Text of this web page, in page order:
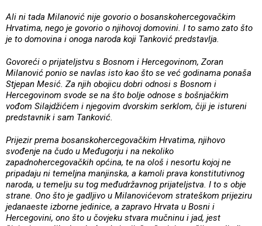
Ali ni tada Milanović nije govorio o bosanskohercegovačkim
Hrvatima, nego je govorio o njihovoj domovini. I to samo zato što
je to domovina i onoga naroda koji Tanković predstavlja.
Govoreći o prijateljstvu s Bosnom i Hercegovinom, Zoran
Milanović ponio se navlas isto kao što se već godinama ponaša
Stjepan Mesić. Za njih obojicu dobri odnosi s Bosnom i
Hercegovinom svode se na što bolje odnose s bošnjačkim
vođom Silajdžićem i njegovim dvorskim serklom, čiji je istureni
predstavnik i sam Tanković.
Prijezir prema bosanskohercegovačkim Hrvatima, njihovo
svođenje na čudo u Međugorju i na nekoliko
zapadnohercegovačkih općina, te na ološ i nesortu kojoj ne
pripadaju ni temeljna manjinska, a kamoli prava konstitutivnog
naroda, u temelju su tog međudržavnog prijateljstva. I to s obje
strane. Ono što je gadljivo u Milanovićevom strateškom prijeziru
jedanaeste izborne jedinice, a zapravo Hrvata u Bosni i
Hercegovini, ono što u čovjeku stvara mučninu i jad, jest